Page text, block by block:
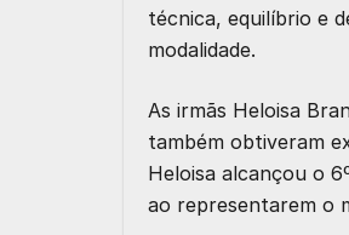
técnica, equilíbrio e
modalidade.
As irmãs Heloisa
também obtiveram
Heloisa alcançou o
ao representarem o